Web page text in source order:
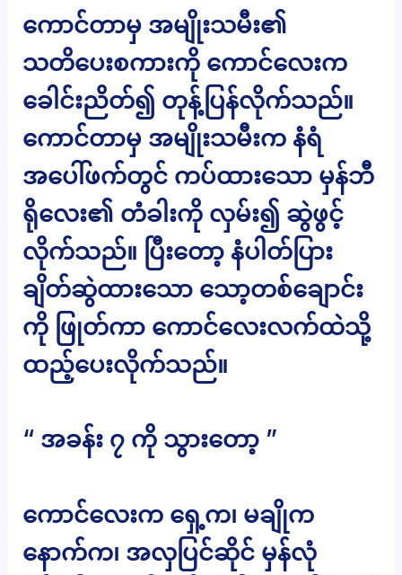
ကောင်တာမှ အမျိုးသမီး၏
သတိပေးစကားကို ကောင်လေးက
ခေါင်းညိတ်၍ တုန့်ပြန်လိုက်သည်။
ကောင်တာမှ အမျိုးသမီးက နံရံ
အပေါ်ဖက်တွင် ကပ်ထားသော မှန်ဘီ
ရိုလေး၏ တံခါးကို လှမ်း၍ ဆွဲဖွင့်
လိုက်သည်။ ပြီးတော့ နံပါတ်ပြား
ချိတ်ဆွဲထားသော သော့တစ်ချောင်း
ကို ဖြုတ်ကာ ကောင်လေးလက်ထဲသို့
ထည့်ပေးလိုက်သည်။
“ အခန်း ၇ ကို သွားတော့ ”
ကောင်လေးက ရှေ့က၊ မချိုက
နောက်က၊ အလှပြင်ဆိုင် မှန်လုံ